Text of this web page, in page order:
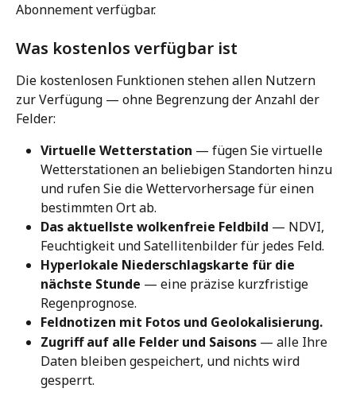
Abonnement verfügbar.
Was kostenlos verfügbar ist
Die kostenlosen Funktionen stehen allen Nutzern
zur Verfügung — ohne Begrenzung der Anzahl der
Felder:
Virtuelle Wetterstation — fügen Sie virtuelle
Wetterstationen an beliebigen Standorten hinzu
und rufen Sie die Wettervorhersage für einen
bestimmten Ort ab.
Das aktuellste wolkenfreie Feldbild — NDVI,
Feuchtigkeit und Satellitenbilder für jedes Feld.
Hyperlokale Niederschlagskarte für die
nächste Stunde — eine präzise kurzfristige
Regenprognose.
Feldnotizen mit Fotos und Geolokalisierung.
Zugriff auf alle Felder und Saisons — alle Ihre
Daten bleiben gespeichert, und nichts wird
gesperrt.